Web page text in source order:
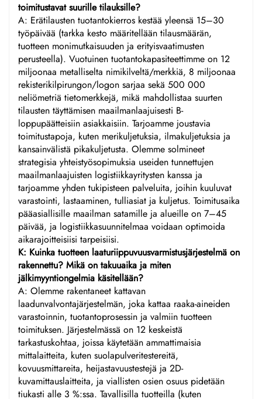
toimitustavat suurille tilauksille?
A: Erätilausten tuotantokierros kestää yleensä 15–30
työpäivää (tarkka kesto määritellään tilausmäärän,
tuotteen monimutkaisuuden ja erityisvaatimusten
perusteella). Vuotuinen tuotantokapasiteettimme on 12
miljoonaa metalliselta nimikilveltä/merkkiä, 8 miljoonaa
rekisterikilpirungon/logon sarjaa sekä 500 000
neliömetriä tietomerkkejä, mikä mahdollistaa suurten
tilausten täyttämisen maailmanlaajuisesti B-
loppupäätteisiin asiakkaisiin. Tarjoamme joustavia
toimitustapoja, kuten merikuljetuksia, ilmakuljetuksia ja
kansainvälistä pikakuljetusta. Olemme solmineet
strategisia yhteistyösopimuksia useiden tunnettujen
maailmanlaajuisten logistiikkayritysten kanssa ja
tarjoamme yhden tukipisteen palveluita, joihin kuuluvat
varastointi, lastaaminen, tulliasiat ja kuljetus. Toimitusaika
pääasiallisille maailman satamille ja alueille on 7–45
päivää, ja logistiikkasuunnitelmaa voidaan optimoida
aikarajoitteisiisi tarpeisiisi.
K: Kuinka tuotteen laaturiippuvuusvarmistusjärjestelmä on
rakennettu? Mikä on takuuaika ja miten
jälkimyyntiongelmia käsitellään?
A: Olemme rakentaneet kattavan
laadunvalvontajärjestelmän, joka kattaa raaka-aineiden
varastoinnin, tuotantoprosessin ja valmiin tuotteen
toimituksen. Järjestelmässä on 12 keskeistä
tarkastuskohtaa, joissa käytetään ammattimaisia
mittalaitteita, kuten suolapulveritestereitä,
kovuusmittareita, heijastavuustestejä ja 2D-
kuvamittauslaitteita, ja viallisten osien osuus pidetään
tiukasti alle 3 %:ssa. Tavallisilla tuotteilla (kuten